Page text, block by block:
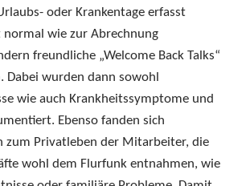
oder Krankentage erfasst
wie zur Abrechnung
freundliche „Welcome Back Talks“
Dabei wurden dann sowohl
wie auch Krankheitssymptome und
Ebenso fanden sich
zum Privatleben der Mitarbeiter, die
wohl dem Flurfunk entnahmen, wie